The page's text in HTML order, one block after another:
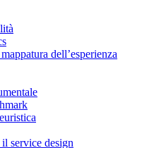
dell’esperienza
service design